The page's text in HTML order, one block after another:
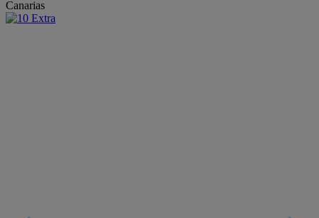
Canarias